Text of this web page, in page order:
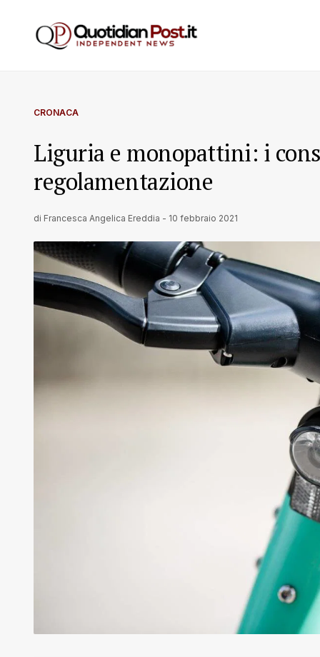
CRONACA
Liguria e monopattini: i
regolamentazione
di Francesca Angelica Ereddia - 10 febbraio 2021